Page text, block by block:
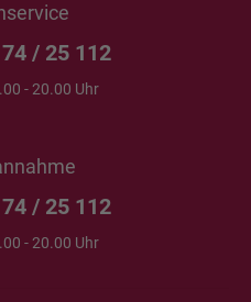
/ 25 112
- 20.00 Uhr
/ 25 112
- 20.00 Uhr